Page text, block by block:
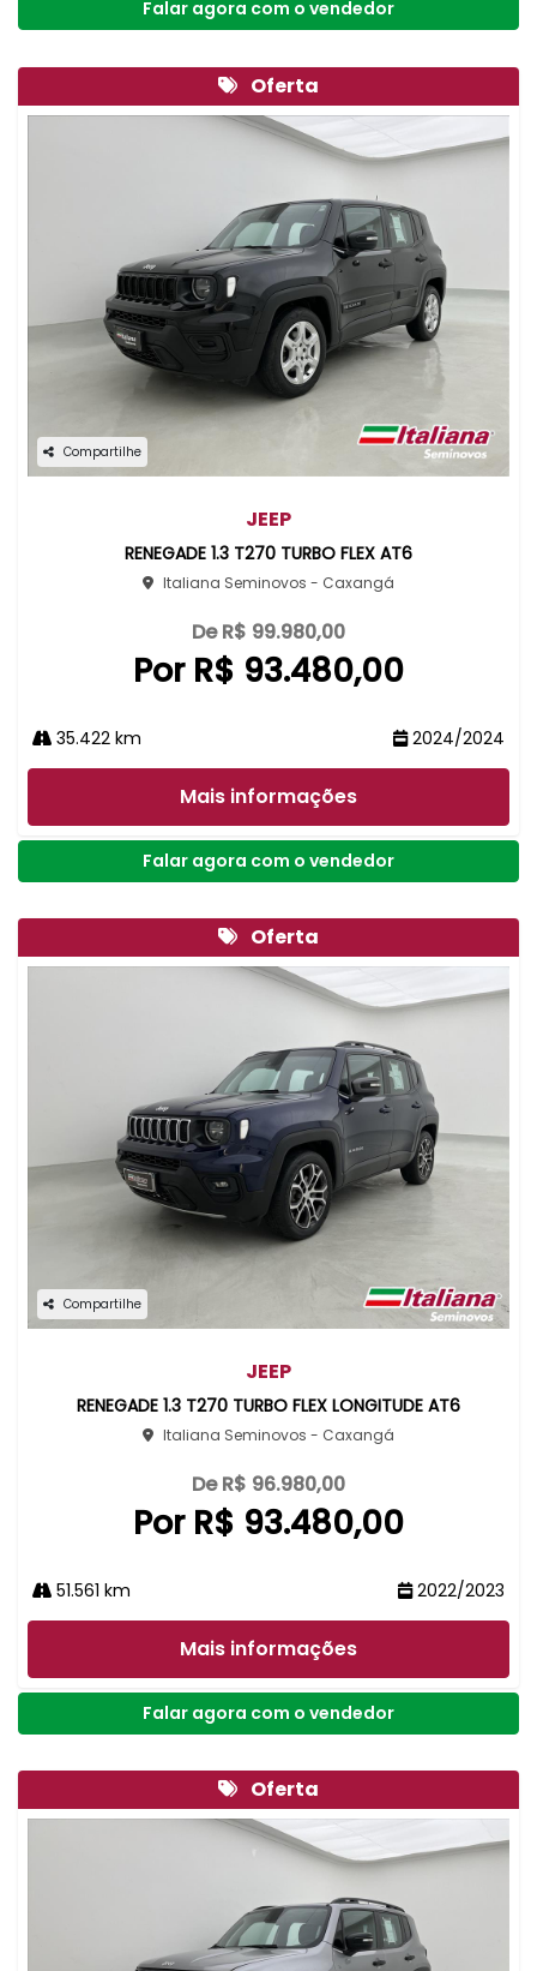
Falar agora com o vendedor
Oferta
Compartilhe
JEEP
RENEGADE 1.3 T270 TURBO FLEX AT6
Italiana Seminovos - Caxangá
De R$ 99.980,00
Por R$ 93.480,00
35.422 km 2024/2024
Mais informações
Falar agora com o vendedor
Oferta
Compartilhe
JEEP
RENEGADE 1.3 T270 TURBO FLEX LONGITUDE AT6
Italiana Seminovos - Caxangá
De R$ 96.980,00
Por R$ 93.480,00
51.561 km 2022/2023
Mais informações
Falar agora com o vendedor
Oferta